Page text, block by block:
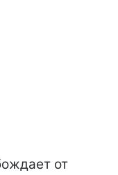
от